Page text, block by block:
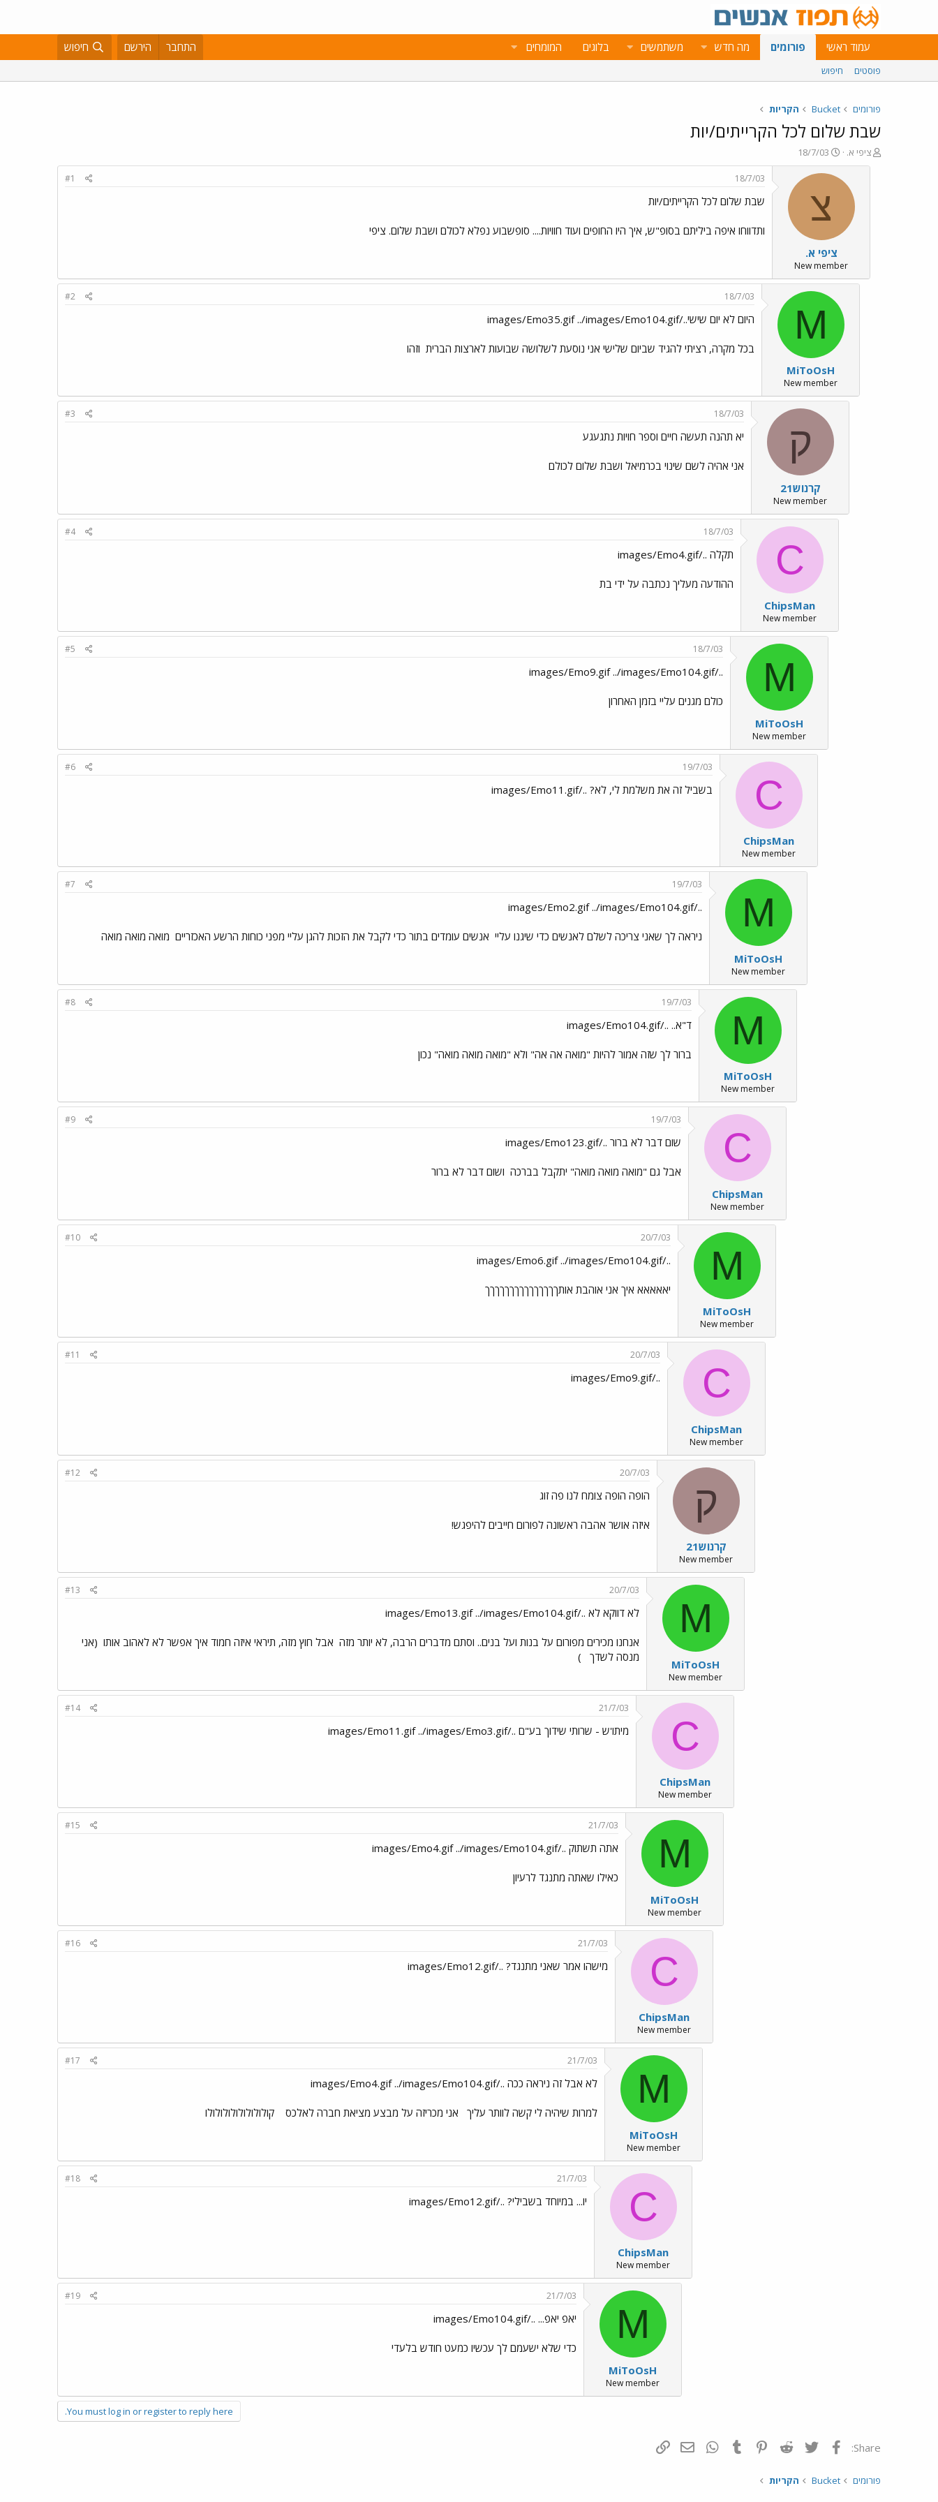
עמוד ראשי פורומים מה חדש משתמשים בלוגים המומחים התחבר הירשם חיפוש
פוסטים חיפוש
פורומים Bucket הקריות
שבת שלום לכל הקרייתים/יות
פ
ו
ציפי א.
פ
ו
ר
ם
ב
א
ר
י
ך
18/7/03
צ
ציפי א.
New member
18/7/03
#1
שבת שלום לכל הקרייתים/יות
ותדווחו איפה ביליתם בסופ"ש, איך היו החופים ועוד חוויות.... סופשבוע נפלא לכולם ושבת שלום. ציפי
M
MiToOsH
New member
18/7/03
#2
היום לא יום שישי../images/Emo35.gif ../images/Emo104.gif
בכל מקרה, רציתי להגיד שביום שלישי אני נוסעת לשלושה שבועות לארצות הברית וזהו
ק
קרנוש21
New member
18/7/03
#3
יא תהנה תעשה חיים וספר חויות נתגעגע
אני אהיה לשם שינוי בכרמיאל ושבת שלום לכולם
C
ChipsMan
New member
18/7/03
#4
תקלה ../images/Emo4.gif
ההודעה מעליך נכתבה על ידי בת
M
MiToOsH
New member
18/7/03
#5
../images/Emo9.gif ../images/Emo104.gif
כולם מגנים עליי בזמן האחרון
C
ChipsMan
New member
19/7/03
#6
בשביל זה את משלמת לי, לא? ../images/Emo11.gif
M
MiToOsH
New member
19/7/03
#7
../images/Emo2.gif ../images/Emo104.gif
ניראה לך שאני צריכה לשלם לאנשים כדי שיגנו עליי אנשים עומדים בתור כדי לקבל את הזכות להגן עליי מפני כוחות הרשע האכזריים מואה מואה מואה
M
MiToOsH
New member
19/7/03
#8
ד"א.. ../images/Emo104.gif
ברור לך שזה אמור להיות "מואה אה אה" ולא "מואה מואה מואה" נכון
C
ChipsMan
New member
19/7/03
#9
שום דבר לא ברור ../images/Emo123.gif
אבל גם "מואה מואה מואה" יתקבל בברכה ושום דבר לא ברור
M
MiToOsH
New member
20/7/03
#10
../images/Emo6.gif ../images/Emo104.gif
יאאאאא איך אני אוהבת אותךךךךךךךךךךךךךךך
C
ChipsMan
New member
20/7/03
#11
../images/Emo9.gif
ק
קרנוש21
New member
20/7/03
#12
הופה הופה צומח לנו פה זוג
איזה אושר אהבה ראשונה לפורום חייבים להיפגש!
M
MiToOsH
New member
20/7/03
#13
לא דווקא לא ../images/Emo13.gif ../images/Emo104.gif
אנחנו מכירים מפורום על בנות ועל בנים.. וסתם מדברים הרבה, לא יותר מזה אבל חוץ מזה, תיראי איזה חמוד איך אפשר לא לאהוב אותו (אני
מנסה לשדך
)
C
ChipsMan
New member
21/7/03
#14
מיתו'ש - שרותי שידוך בע"ם ../images/Emo11.gif ../images/Emo3.gif
M
MiToOsH
New member
21/7/03
#15
אתה תשתוק ../images/Emo4.gif ../images/Emo104.gif
כאילו שאתה מתנגד לרעיון
C
ChipsMan
New member
21/7/03
#16
מישהו אמר שאני מתנגד? ../images/Emo12.gif
M
MiToOsH
New member
21/7/03
#17
לא אבל זה ניראה ככה ../images/Emo4.gif ../images/Emo104.gif
למרות שיהיה לי קשה לוותר עליך אני מכריזה על מבצע מציאת חברה לאלכס קולולולולולולולולו
C
ChipsMan
New member
21/7/03
#18
יו... במיוחד בשבילי? ../images/Emo12.gif
M
MiToOsH
New member
21/7/03
#19
יאפ יאפ... ../images/Emo104.gif
כדי שלא ישעמם לך עכשיו כמעט חודש בלעדי
You must log in or register to reply here.
Share: פייסבוק Twitter
Reddit
Pinterest
Tumblr
WhatsAppדואר אלקטרוני
פורומים Bucket הקריות